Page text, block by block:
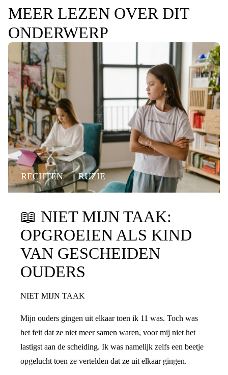
MEER LEZEN OVER DIT
ONDERWERP
RECHTEN RUZIE
📖 NIET MIJN TAAK:
OPGROEIEN ALS KIND
VAN GESCHEIDEN
OUDERS
NIET MIJN TAAK
Mijn ouders gingen uit elkaar toen ik 11 was. Toch was
het feit dat ze niet meer samen waren, voor mij niet het
lastigst aan de scheiding. Ik was namelijk zelfs een beetje
opgelucht toen ze vertelden dat ze uit elkaar gingen.